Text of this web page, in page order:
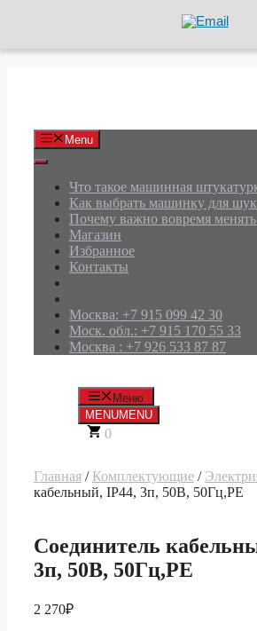
Menu
Что такое машинная
Как выбрать машинку для
Почему важно вовремя
Магазин
Избранное
Контакты
Москва: +7 915 099 42 30
Моск. обл.: +7 915 170 55 33
Москва : +7 926 533 87 87
Меню
MENUMENU
0
Главная / Комплектующие /
кабельный, IP44, 3п, 50В, 50Гц,PE
Соединитель
3п, 50В, 50Гц,PE
2 270₽